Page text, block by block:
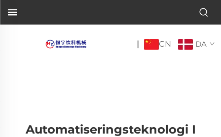
| CN DA
Automatiseringsteknologi I